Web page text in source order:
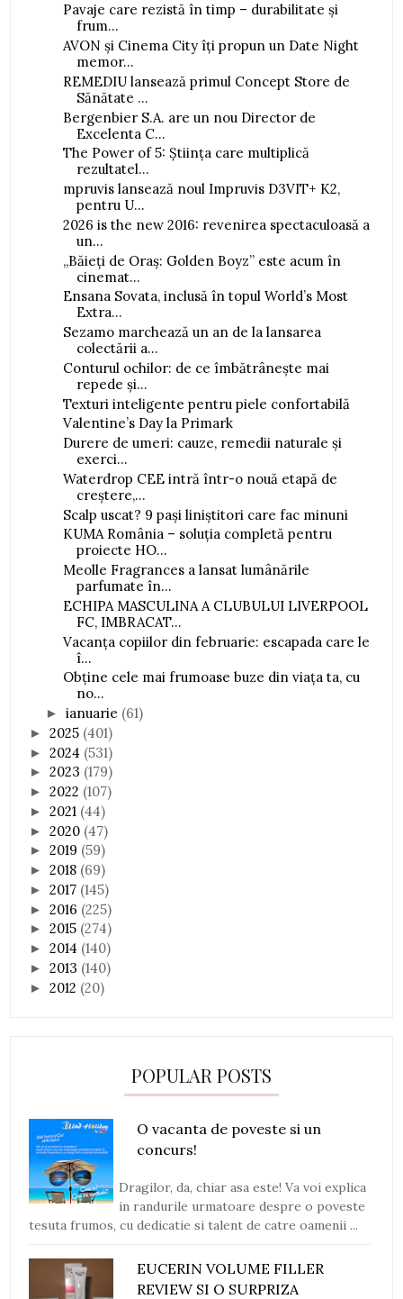
Pavaje care rezistă în timp – durabilitate și
frum...
AVON și Cinema City îți propun un Date Night
memor...
REMEDIU lansează primul Concept Store de
Sănătate ...
Bergenbier S.A. are un nou Director de
Excelenta C...
The Power of 5: Știința care multiplică
rezultatel...
mpruvis lansează noul Impruvis D3VIT+ K2,
pentru U...
2026 is the new 2016: revenirea spectaculoasă a
un...
„Băieți de Oraș: Golden Boyz” este acum în
cinemat...
Ensana Sovata, inclusă în topul World’s Most
Extra...
Sezamo marchează un an de la lansarea
colectării a...
Conturul ochilor: de ce îmbătrânește mai
repede și...
Texturi inteligente pentru piele confortabilă
Valentine’s Day la Primark
Durere de umeri: cauze, remedii naturale și
exerci...
Waterdrop CEE intră într-o nouă etapă de
creștere,...
Scalp uscat? 9 pași liniștitori care fac minuni
KUMA România – soluția completă pentru
proiecte HO...
Meolle Fragrances a lansat lumânările
parfumate în...
ECHIPA MASCULINA A CLUBULUI LIVERPOOL
FC, IMBRACAT...
Vacanța copiilor din februarie: escapada care le
î...
Obține cele mai frumoase buze din viața ta, cu
no...
►ianuarie (61)
►2025 (401)
►2024 (531)
►2023 (179)
►2022 (107)
►2021 (44)
►2020 (47)
►2019 (59)
►2018 (69)
►2017 (145)
►2016 (225)
►2015 (274)
►2014 (140)
►2013 (140)
►2012 (20)
POPULAR POSTS
O vacanta de poveste si un
concurs!
Dragilor, da, chiar asa este! Va voi explica
in randurile urmatoare despre o poveste
tesuta frumos, cu dedicatie si talent de catre oamenii ...
EUCERIN VOLUME FILLER
REVIEW SI O SURPRIZA